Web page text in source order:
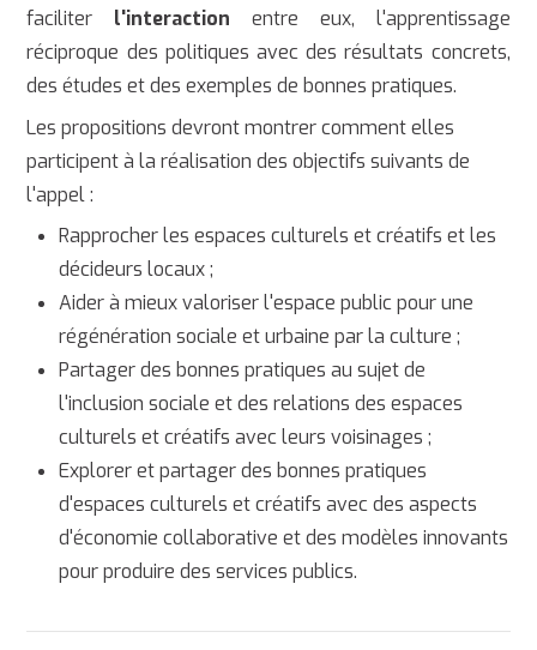
faciliter l'interaction entre eux, l'apprentissage
réciproque des politiques avec des résultats concrets,
des études et des exemples de bonnes pratiques.
Les propositions devront montrer comment elles
participent à la réalisation des objectifs suivants de
l'appel :
Rapprocher les espaces culturels et créatifs et les
décideurs locaux ;
Aider à mieux valoriser l'espace public pour une
régénération sociale et urbaine par la culture ;
Partager des bonnes pratiques au sujet de
l'inclusion sociale et des relations des espaces
culturels et créatifs avec leurs voisinages ;
Explorer et partager des bonnes pratiques
d'espaces culturels et créatifs avec des aspects
d'économie collaborative et des modèles innovants
pour produire des services publics.